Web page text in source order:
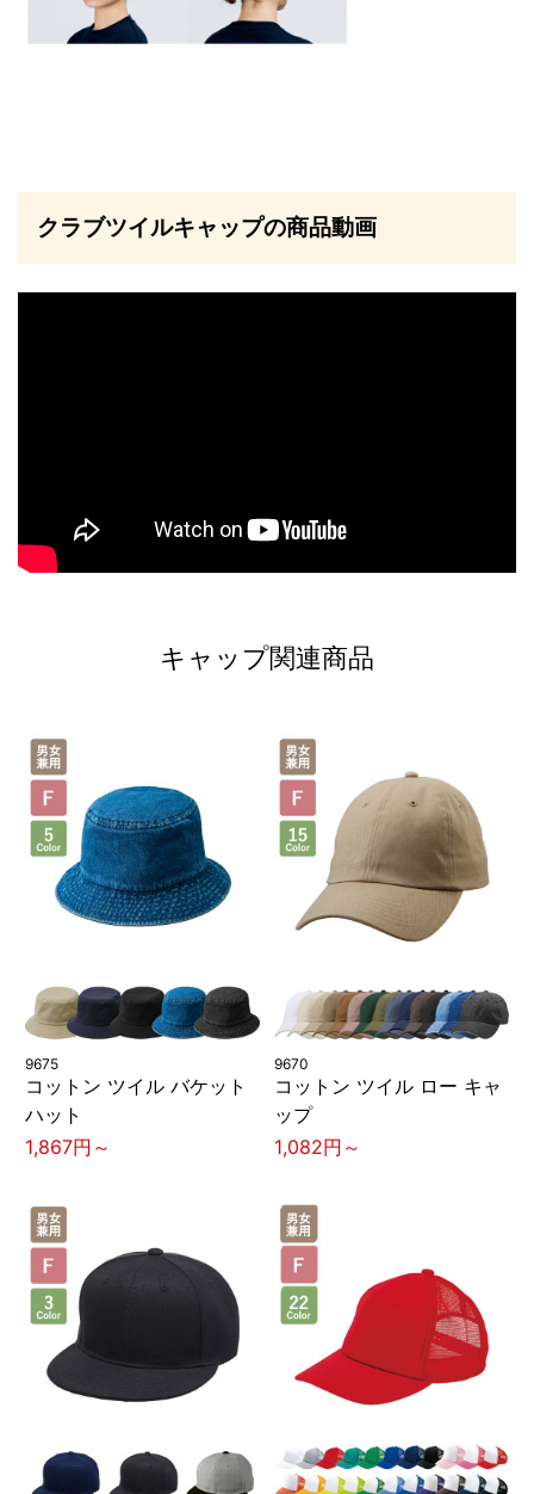
クラブツイルキャップの商品動画
キャップ関連商品
9675
コットン ツイル バケット
ハット
1,867円～
9670
コットン ツイル ロー キャ
ップ
1,082円～